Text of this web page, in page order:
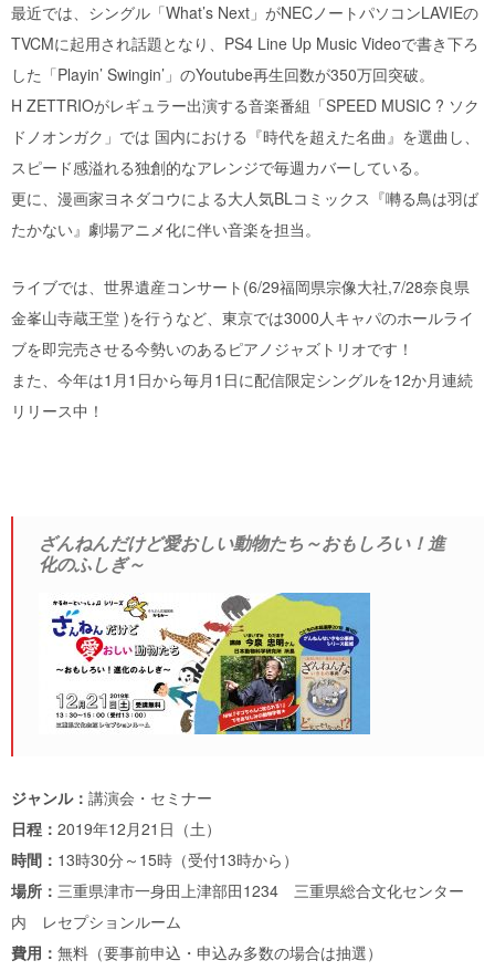
最近では、シングル「What’s Next」がNECノートパソコンLAVIEの
TVCMに起用され話題となり、PS4 Line Up Music Videoで書き下ろ
した「Playin’ Swingin’」のYoutube再生回数が350万回突破。
H ZETTRIOがレギュラー出演する音楽番組「SPEED MUSIC ? ソク
ドノオンガク」では 国内における『時代を超えた名曲』を選曲し、
スピード感溢れる独創的なアレンジで毎週カバーしている。
更に、漫画家ヨネダコウによる大人気BLコミックス『囀る鳥は羽ば
たかない』劇場アニメ化に伴い音楽を担当。
ライブでは、世界遺産コンサート(6/29福岡県宗像大社,7/28奈良県
金峯山寺蔵王堂 )を行うなど、東京では3000人キャパのホールライ
ブを即完売させる今勢いのあるピアノジャズトリオです！
また、今年は1月1日から毎月1日に配信限定シングルを12か月連続
リリース中！
ざんねんだけど愛おしい動物たち～おもしろい！進
化のふしぎ～
ジャンル： 講演会・セミナー
日程： 2019年12月21日（土）
時間： 13時30分～15時（受付13時から）
場所： 三重県津市一身田上津部田1234 三重県総合文化センター
内 レセプションルーム
費用： 無料（要事前申込・申込み多数の場合は抽選）